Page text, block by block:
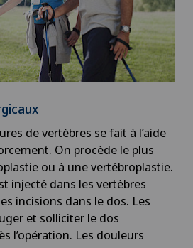
de vertèbres se fait à l’aide
On procède le plus
ou à une vertébroplastie.
injecté dans les vertèbres
incisions dans le dos. Les
et solliciter le dos
l’opération. Les douleurs